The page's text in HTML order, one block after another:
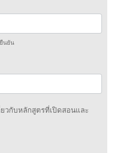
นยัน
วกับหลักสูตรที่เปิดสอนและ